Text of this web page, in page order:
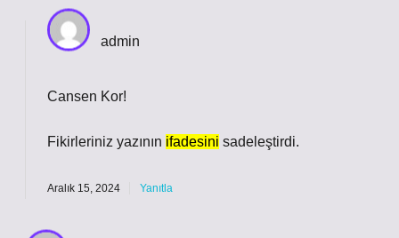
admin
Cansen Kor!
Fikirleriniz yazının ifadesini sadeleştirdi.
Aralık 15, 2024 Yanıtla